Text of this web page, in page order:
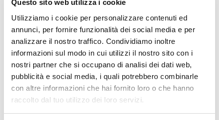
Questo sito web utilizza i cookie
Utilizziamo i cookie per personalizzare contenuti ed
annunci, per fornire funzionalità dei social media e per
analizzare il nostro traffico. Condividiamo inoltre
informazioni sul modo in cui utilizzi il nostro sito con i
nostri partner che si occupano di analisi dei dati web,
pubblicità e social media, i quali potrebbero combinarle
con altre informazioni che hai fornito loro o che hanno
raccolto dal tuo utilizzo dei loro servizi.
ALLENATI CON ME!